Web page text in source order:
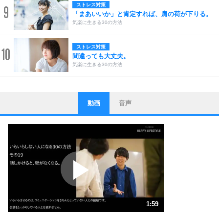
9 ストレス対策
「まあいいか」と肯定すれば、肩の荷が下りる。
気楽に生きる30の方法
10 ストレス対策
間違っても大丈夫。
気楽に生きる30の方法
1
ストレス対策
他人と比べない。
いっそのこと、他人を見ない。
いらいらしない人になる30の方法
プラス思考
ポジティブになれない原因は、行動しないから。
ポジティブ思考になる30の方法
ストレス対策
人生、なんとかなるもの。
気楽に生きる30の方法
動画 音声
1:59